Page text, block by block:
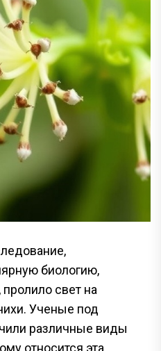
биологию,
свет на
Ученые под
различные виды
относится эта